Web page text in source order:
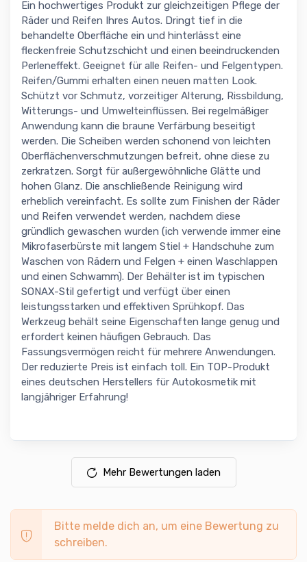
Ein hochwertiges Produkt zur gleichzeitigen Pflege der
Räder und Reifen Ihres Autos. Dringt tief in die
behandelte Oberfläche ein und hinterlässt eine
fleckenfreie Schutzschicht und einen beeindruckenden
Perleneffekt. Geeignet für alle Reifen- und Felgentypen.
Reifen/Gummi erhalten einen neuen matten Look.
Schützt vor Schmutz, vorzeitiger Alterung, Rissbildung,
Witterungs- und Umwelteinflüssen. Bei regelmäßiger
Anwendung kann die braune Verfärbung beseitigt
werden. Die Scheiben werden schonend von leichten
Oberflächenverschmutzungen befreit, ohne diese zu
zerkratzen. Sorgt für außergewöhnliche Glätte und
hohen Glanz. Die anschließende Reinigung wird
erheblich vereinfacht. Es sollte zum Finishen der Räder
und Reifen verwendet werden, nachdem diese
gründlich gewaschen wurden (ich verwende immer eine
Mikrofaserbürste mit langem Stiel + Handschuhe zum
Waschen von Rädern und Felgen + einen Waschlappen
und einen Schwamm). Der Behälter ist im typischen
SONAX-Stil gefertigt und verfügt über einen
leistungsstarken und effektiven Sprühkopf. Das
Werkzeug behält seine Eigenschaften lange genug und
erfordert keinen häufigen Gebrauch. Das
Fassungsvermögen reicht für mehrere Anwendungen.
Der reduzierte Preis ist einfach toll. Ein TOP-Produkt
eines deutschen Herstellers für Autokosmetik mit
langjähriger Erfahrung!
Mehr Bewertungen laden
Bitte melde dich an, um eine Bewertung zu
schreiben.